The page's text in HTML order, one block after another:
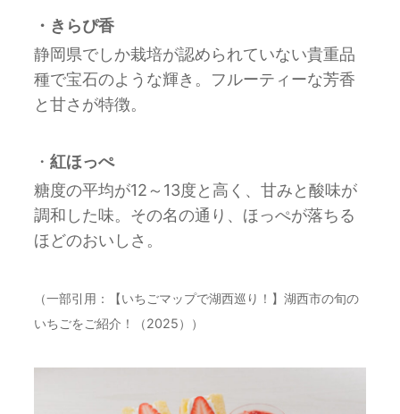
・きらぴ香
静岡県でしか栽培が認められていない貴重品
種で宝石のような輝き。フルーティーな芳香
と甘さが特徴。
・紅ほっぺ
糖度の平均が12～13度と高く、甘みと酸味が
調和した味。その名の通り、ほっぺが落ちる
ほどのおいしさ。
（一部引用：【いちごマップで湖西巡り！】湖西市の旬の
いちごをご紹介！（2025））